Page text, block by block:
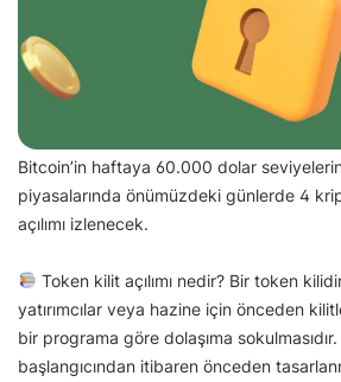
Bitcoin’in haftaya 60.000 dolar
piyasalarında önümüzdeki günlerde 4
açılımı izlenecek.
Token kilit açılımı nedir? Bir token
yatırımcılar veya hazine için önceden
bir programa göre dolaşıma
başlangıcından itibaren önceden